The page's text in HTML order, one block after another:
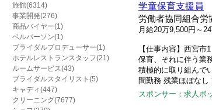
旅館(6314)
事業開発(276)
商品バイヤー(1)
ベルパーソン(1)
ブライダルプロデューサー(1)
ホテルレストランスタッフ(21)
ルームサービス(43)
ブライダルスタイリスト(5)
キャディ(447)
クリーニング(7677)
学童保育支援員
労働者協同組合労
月給20万9,500円～
【仕事内容】西宮
保育、それに伴う業
積極的に取り組んで
間勤務 残業ほぼな
スポンサー：求人ボ